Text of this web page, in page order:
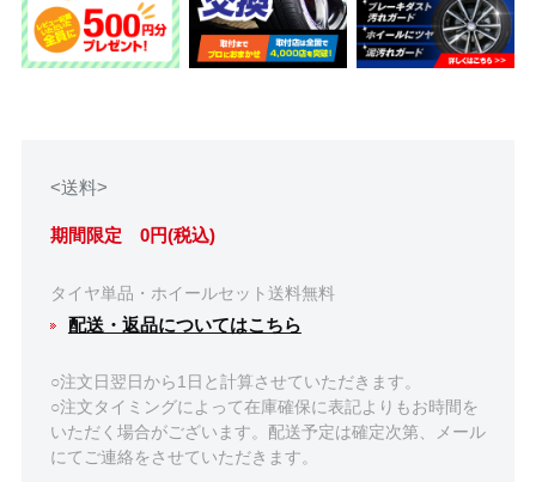
<送料>
期間限定 0円(税込)
タイヤ単品・ホイールセット送料無料
配送・返品についてはこちら
○注文日翌日から1日と計算させていただきます。
○注文タイミングによって在庫確保に表記よりもお時間を
いただく場合がございます。配送予定は確定次第、メール
にてご連絡をさせていただきます。